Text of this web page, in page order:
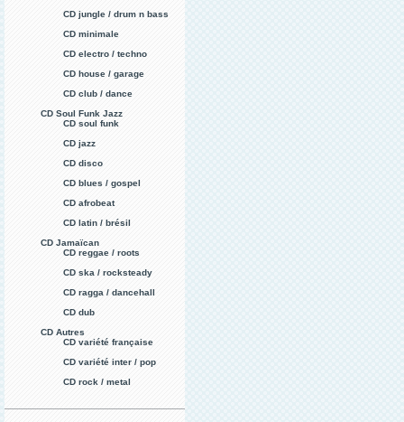
CD jungle / drum n bass
CD minimale
CD electro / techno
CD house / garage
CD club / dance
CD Soul Funk Jazz
CD soul funk
CD jazz
CD disco
CD blues / gospel
CD afrobeat
CD latin / brésil
CD Jamaïcan
CD reggae / roots
CD ska / rocksteady
CD ragga / dancehall
CD dub
CD Autres
CD variété française
CD variété inter / pop
CD rock / metal